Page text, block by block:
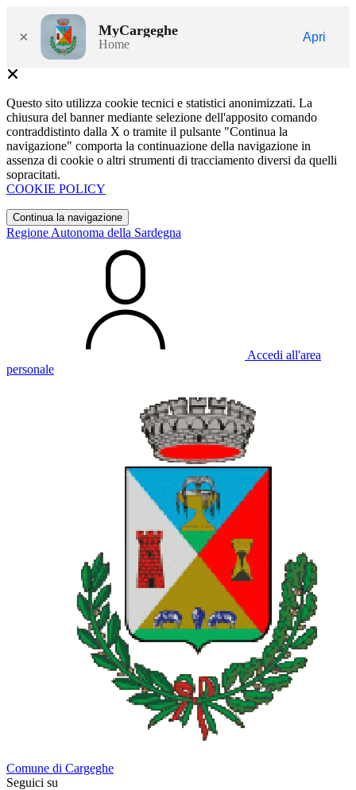
× MyCargeghe
Home
Apri
Questo sito utilizza cookie tecnici e statistici anonimizzati. La
chiusura del banner mediante selezione dell'apposito comando
contraddistinto dalla X o tramite il pulsante "Continua la
navigazione" comporta la continuazione della navigazione in
assenza di cookie o altri strumenti di tracciamento diversi da quelli
sopracitati.
COOKIE POLICY
Continua la navigazione
Regione Autonoma della Sardegna
Accedi all'area
personale
Comune di Cargeghe
Seguici su